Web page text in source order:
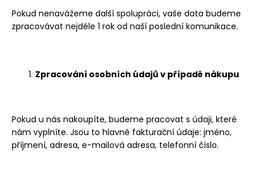
Pokud nenavážeme další spolupráci, vaše data budeme
zpracovávat nejdéle 1 rok od naší poslední komunikace.
Zpracování osobních údajů v případě nákupu
Pokud u nás nakoupíte, budeme pracovat s údaji, které
nám vyplníte. Jsou to hlavně fakturační údaje: jméno,
příjmení, adresa, e-mailová adresa, telefonní číslo.